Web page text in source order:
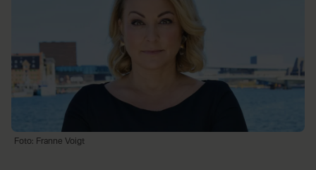
Foto: Franne Voigt